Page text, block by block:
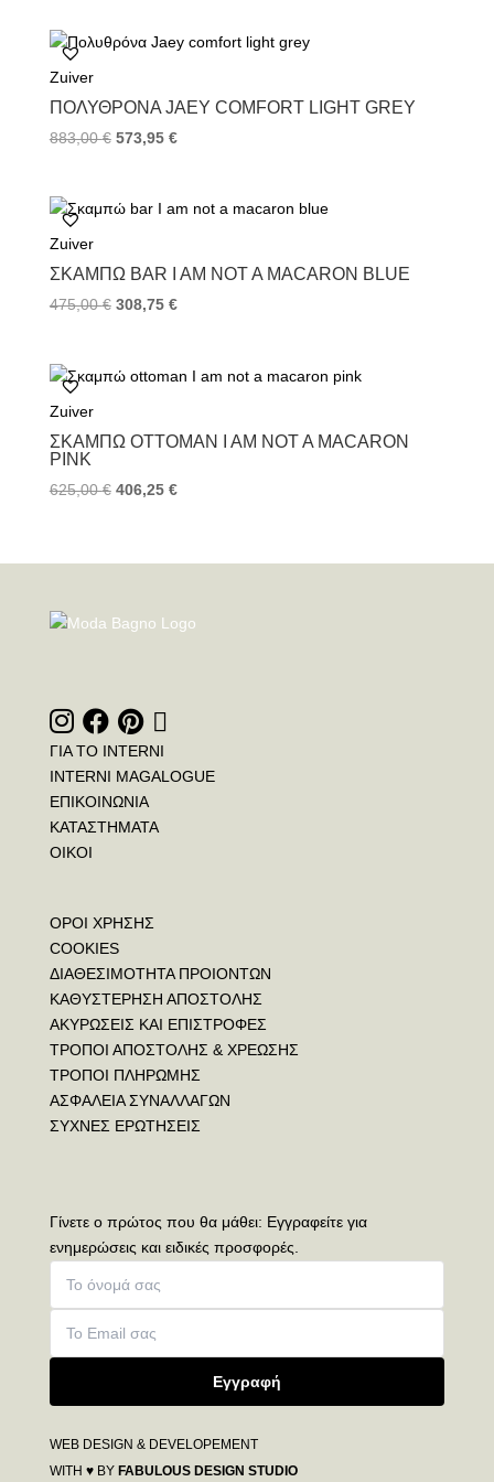
Zuiver
ΠΟΛΥΘΡΌΝΑ JAEY COMFORT LIGHT GREY
883,00€ 573,95 €
Zuiver
ΣΚΑΜΠΏ BAR I AM NOT A MACARON BLUE
475,00€ 308,75 €
Zuiver
ΣΚΑΜΠΏ OTTOMAN I AM NOT A MACARON
PINK
625,00€ 406,25 €
ΓΙΑ ΤΟ INTERNI
INTERNI MAGALOGUE
ΕΠΙΚΟΙΝΩΝΙΑ
ΚΑΤΑΣΤΗΜΑΤΑ
ΟΙΚΟΙ
ΟΡΟΙ ΧΡΗΣΗΣ
COOKIES
ΔΙΑΘΕΣΙΜΟΤΗΤΑ ΠΡΟΙΟΝΤΩΝ
ΚΑΘΥΣΤΕΡΗΣΗ ΑΠΟΣΤΟΛΗΣ
ΑΚΥΡΩΣΕΙΣ ΚΑΙ ΕΠΙΣΤΡΟΦΕΣ
ΤΡΟΠΟΙ ΑΠΟΣΤΟΛΗΣ & ΧΡΕΩΣΗΣ
ΤΡΟΠΟΙ ΠΛΗΡΩΜΗΣ
ΑΣΦΑΛΕΙΑ ΣΥΝΑΛΛΑΓΩΝ
ΣΥΧΝΕΣ ΕΡΩΤΗΣΕΙΣ
Γίνετε ο πρώτος που θα μάθει: Εγγραφείτε για
ενημερώσεις και ειδικές προσφορές.
Εγγραφή
WEB DESIGN & DEVELOPEMENT
WITH ♥ BY FABULOUS DESIGN STUDIO